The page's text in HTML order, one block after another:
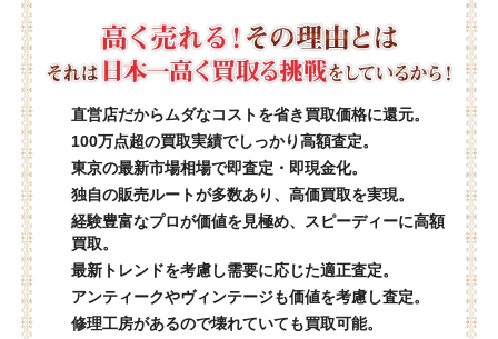
直営店だからムダなコストを省き買取価格に還元。
100万点超の買取実績でしっかり高額査定。
東京の最新市場相場で即査定・即現金化。
独自の販売ルートが多数あり、高価買取を実現。
経験豊富なプロが価値を見極め、スピーディーに高額
買取。
最新トレンドを考慮し需要に応じた適正査定。
アンティークやヴィンテージも価値を考慮し査定。
修理工房があるので壊れていても買取可能。